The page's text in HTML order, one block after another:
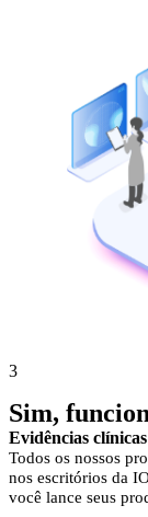
3
Sim,
Evidências clínicas
Todos os nossos
nos escritórios da
você lance seus